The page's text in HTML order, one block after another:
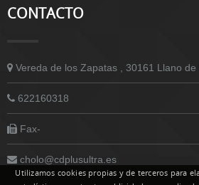
CONTACTO
Vereda de los Zapatas , 30161 Llano de
622160318
Fax-
cholo@cdplusultra.es
Utilizamos cookies propias y de terceros para